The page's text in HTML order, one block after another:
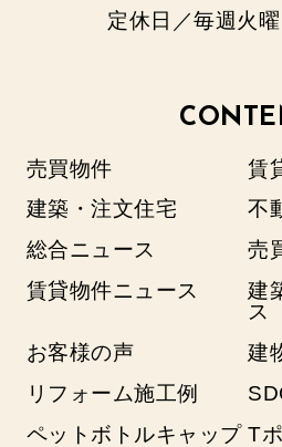
定休日／毎週火
売買物件
賃
建築・注文住宅
不
総合ニュース
売
賃貸物件ニュース
建
ス
お客様の声
建
リフォーム施工例
ペットボトルキャップ T